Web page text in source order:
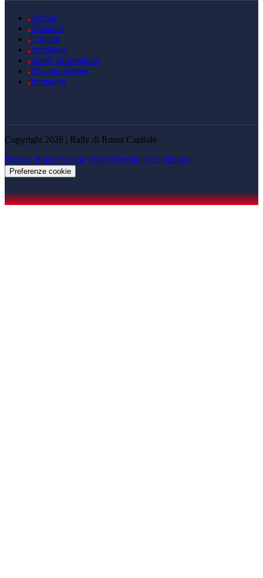
Notizie
Visitatori
Contatti
Ambiente
Safety Information
Diventa Partner
Immagini
Copyright 2026 | Rally di Roma Capitale
Privacy PolicyCookie PolicyTermini e Condizioni
Preferenze cookie